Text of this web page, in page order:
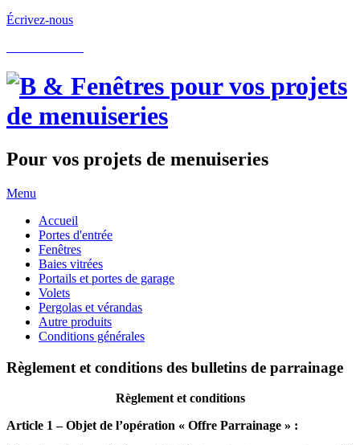
Écrivez-nous
Pour vos projets de menuiseries
Menu
Accueil
Portes d'entrée
Fenêtres
Baies vitrées
Portails et portes de garage
Volets
Pergolas et vérandas
Autre produits
Conditions générales
Règlement et conditions des bulletins de parrainage
Règlement et conditions
Article 1 – Objet de l’opération « Offre Parrainage » :